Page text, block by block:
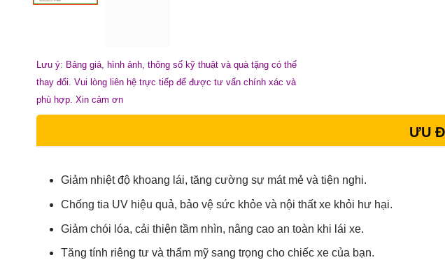
Lưu ý: Bảng giá, hình ảnh, thông số kỹ thuật và quà tặng có thể
thay đổi. Vui lòng liên hệ trực tiếp để được tư vấn chính xác và
phù hợp. Xin cảm ơn
ƯU
Giảm nhiệt độ khoang lái, tăng cường sự mát mẻ và tiện nghi.
Chống tia UV hiệu quả, bảo vệ sức khỏe và nội thất xe khỏi hư hại.
Giảm chói lóa, cải thiện tầm nhìn, nâng cao an toàn khi lái xe.
Tăng tính riêng tư và thẩm mỹ sang trọng cho chiếc xe của bạn.